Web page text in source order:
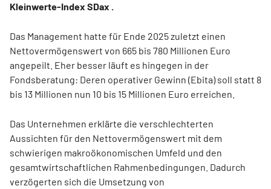
Kleinwerte-Index SDax .
Das Management hatte für Ende 2025 zuletzt einen
Nettovermögenswert von 665 bis 780 Millionen Euro
angepeilt. Eher besser läuft es hingegen in der
Fondsberatung: Deren operativer Gewinn (Ebita) soll statt 8
bis 13 Millionen nun 10 bis 15 Millionen Euro erreichen.
Das Unternehmen erklärte die verschlechterten
Aussichten für den Nettovermögenswert mit dem
schwierigen makroökonomischen Umfeld und den
gesamtwirtschaftlichen Rahmenbedingungen. Dadurch
verzögerten sich die Umsetzung von